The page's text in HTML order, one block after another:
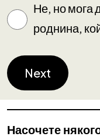
Не, но мога
роднина,
Насочете